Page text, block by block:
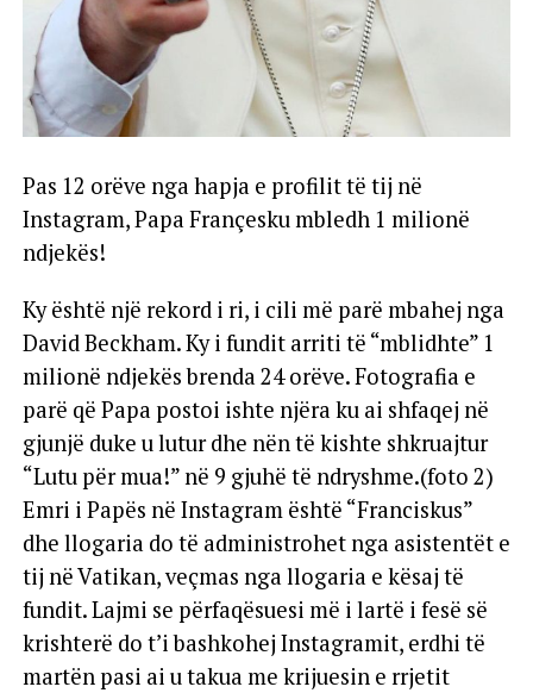
Pas 12 orëve nga hapja e profilit të tij në
Instagram, Papa Françesku mbledh 1 milionë
ndjekës!
Ky është një rekord i ri, i cili më parë mbahej nga
David Beckham. Ky i fundit arriti të “mblidhte” 1
milionë ndjekës brenda 24 orëve. Fotografia e
parë që Papa postoi ishte njëra ku ai shfaqej në
gjunjë duke u lutur dhe nën të kishte shkruajtur
“Lutu për mua!” në 9 gjuhë të ndryshme.(foto 2)
Emri i Papës në Instagram është “Franciskus”
dhe llogaria do të administrohet nga asistentët e
tij në Vatikan, veçmas nga llogaria e kësaj të
fundit. Lajmi se përfaqësuesi më i lartë i fesë së
krishterë do t’i bashkohej Instagramit, erdhi të
martën pasi ai u takua me krijuesin e rrjetit